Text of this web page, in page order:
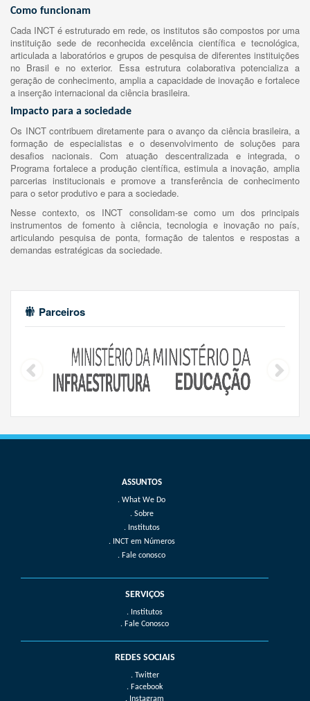
Como funcionam
Cada INCT é estruturado em rede, os institutos são compostos por uma
instituição sede de reconhecida excelência científica e tecnológica,
articulada a laboratórios e grupos de pesquisa de diferentes instituições
no Brasil e no exterior. Essa estrutura colaborativa potencializa a
geração de conhecimento, amplia a capacidade de inovação e fortalece
a inserção internacional da ciência brasileira.
Impacto para a sociedade
Os INCT contribuem diretamente para o avanço da ciência brasileira, a
formação de especialistas e o desenvolvimento de soluções para
desafios nacionais. Com atuação descentralizada e integrada, o
Programa fortalece a produção científica, estimula a inovação, amplia
parcerias institucionais e promove a transferência de conhecimento
para o setor produtivo e para a sociedade.
Nesse contexto, os INCT consolidam-se como um dos principais
instrumentos de fomento à ciência, tecnologia e inovação no país,
articulando pesquisa de ponta, formação de talentos e respostas a
demandas estratégicas da sociedade.
Parceiros
What We Do
Sobre
Institutos
INCT em Números
Fale conosco
SERVIÇOS
. Institutos
. Fale Conosco
REDES SOCIAIS
. Twitter
. Facebook
. Instagram